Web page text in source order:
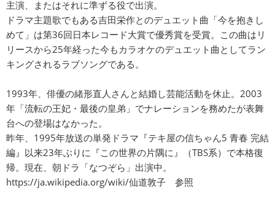
主演、またはそれに準ずる役で出演。
ドラマ主題歌でもある吉田栄作とのデュエット曲「今を抱きし
めて」は第36回日本レコード大賞で優秀賞を受賞。この曲はリ
リースから25年経った今もカラオケのデュエット曲としてラン
キングされるラブソングである。
1993年、俳優の緒形直人さんと結婚し芸能活動を休止。2003
年「流転の王妃・最後の皇弟」でナレーションを務めたが表舞
台への登場はなかった。
昨年、1995年放送の単発ドラマ『テキ屋の信ちゃん5 青春 完結
編』以来23年ぶりに『この世界の片隅に』（TBS系）で本格復
帰。現在、朝ドラ「なつぞら」出演中。
https://ja.wikipedia.org/wiki/仙道敦子 参照